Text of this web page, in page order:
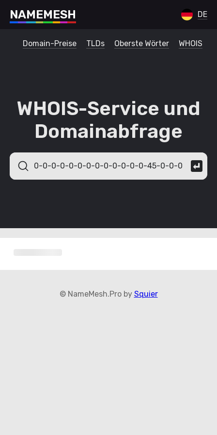
NAMEMESH DE
Domain-Preise TLDs Oberste Wörter WHOIS
WHOIS-Service und
Domainabfrage
© NameMesh.Pro by Squier